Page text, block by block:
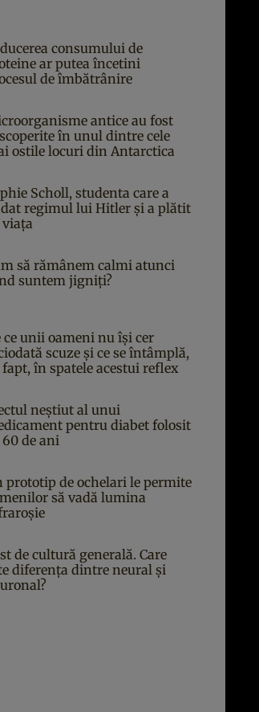
consumului de
ar putea încetini
de îmbătrânire
antice au fost
în unul dintre cele
ostile locuri din Antarctica
Scholl, studenta care a
regimul lui Hitler și a plătit
viața
să rămânem calmi atunci
suntem jigniți?
ce unii oameni nu își cer
scuze și ce se întâmplă,
fapt, în spatele acestui reflex
neștiut al unui
pentru diabet folosit
60 de ani
prototip de ochelari le permite
să vadă lumina
de cultură generală. Care
diferența dintre neural și